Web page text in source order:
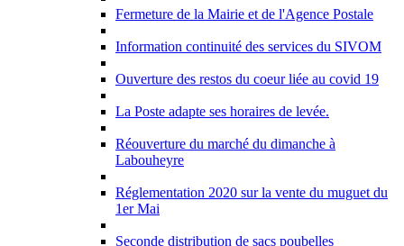
Fermeture de la Mairie et de l'Agence Postale
Information continuité des services du SIVOM
Ouverture des restos du coeur liée au covid 19
La Poste adapte ses horaires de levée.
Réouverture du marché du dimanche à
Labouheyre
Réglementation 2020 sur la vente du muguet du
1er Mai
Seconde distribution de sacs poubelles